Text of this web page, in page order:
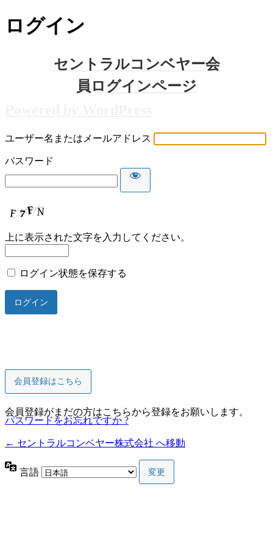
ログイン
ユーザー名またはメールアドレス
パスワード
上に表示された文字を入力してください。
会員登録はこちら
会員登録がまだの方はこちらから登録をお願いします。
ログイン状態を保存する
パスワードをお忘れですか ?
← セントラルコンベヤー株式会社 へ移動
言語